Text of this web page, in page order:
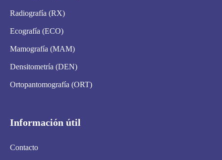
Radiografía (RX)
Ecografía (ECO)
Mamografía (MAM)
Densitometría (DEN)
Ortopantomografía (ORT)
Información útil
Contacto